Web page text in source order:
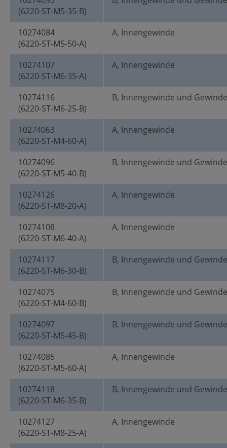
(6220-ST-M5-35-B)
10274084
(6220-ST-M5-50-A)
A, Innengewinde
10274107
(6220-ST-M6-35-A)
A, Innengewinde
10274116
(6220-ST-M6-25-B)
B, Innengewinde und
10274063
(6220-ST-M4-60-A)
A, Innengewinde
10274096
(6220-ST-M5-40-B)
B, Innengewinde und
10274126
(6220-ST-M8-20-A)
A, Innengewinde
10274108
(6220-ST-M6-40-A)
A, Innengewinde
10274117
(6220-ST-M6-30-B)
B, Innengewinde und
10274075
(6220-ST-M4-60-B)
B, Innengewinde und
10274097
(6220-ST-M5-45-B)
B, Innengewinde und
10274085
(6220-ST-M5-60-A)
A, Innengewinde
10274118
(6220-ST-M6-35-B)
B, Innengewinde und
10274127
(6220-ST-M8-25-A)
A, Innengewinde